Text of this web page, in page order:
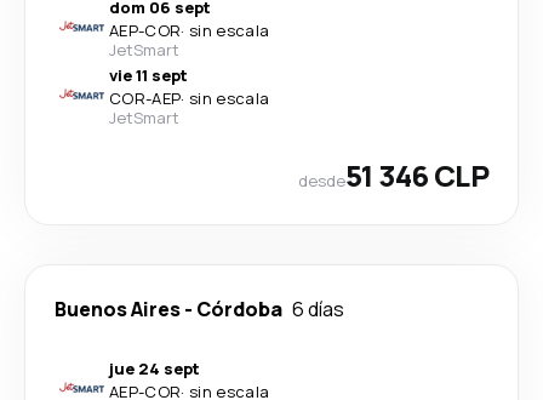
dom 06 sept
AEP-COR· sin escala
JetSmart
vie 11 sept
COR-AEP· sin escala
JetSmart
desde51 346 CLP
Buenos Aires- Córdoba 6 días
jue 24 sept
AEP-COR· sin escala